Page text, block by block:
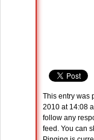
This entry was
2010 at 14:08
follow any
feed. You can